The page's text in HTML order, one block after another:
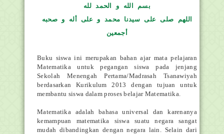
بسم الله و الحمد لله
اللهم صلى على سيدنا محمد و على أله و صحبه
أجمعين
Buku siswa ini merupakan bahan ajar mata pelajaran
Matematika untuk pegangan siswa pada jenjang
Sekolah Menengah Pertama/Madrasah Tsanawiyah
berdasarkan Kurikulum 2013 dengan tujuan untuk
membantu siswa dalam proses belajar Matematika.
Matematika adalah bahasa universal dan karenanya
kemampuan matematika siswa suatu negara sangat
mudah dibandingkan dengan negara lain. Selain dari